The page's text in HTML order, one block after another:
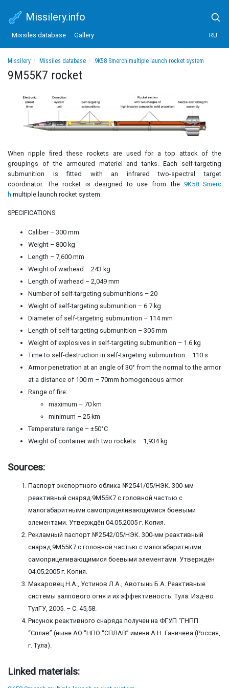
Missilery.info
Missiles database Gallery RU
Missilery Missiles database
9K58 Smerch multiple launch rocket system
9M55K7 rocket
9M55K7 rocket
When ripple ﬁred these rockets are used for a top attack of the
groupings of the armoured materiel and tanks. Each self-targeting
submunition is fitted with an infrared two-spectral target
coordinator. The rocket is designed to use from the 9K58 Smerc
h multiple launch rocket system.
SPECIFICATIONS
Caliber – 300 mm
Weight – 800 kg
Length – 7,600 mm
Weight of warhead – 243 kg
Length of warhead – 2,049 mm
Number of self-targeting submunitions – 20
Weight of self-targeting submunition – 6.7 kg
Diameter of self-targeting submunition – 114 mm
Length of self-targeting submunition – 305 mm
Weight of explosives in self-targeting submunition – 1.6 kg
Time to self-destruction in self-targeting submunition – 110 s
Armor penetration at an angle of 30° from the normal to the armor
at a distance of 100 m – 70mm homogeneous armor
Range of fire:
maximum – 70 km
minimum – 25 km
Temperature range – ±50°C
Weight of container with two rockets – 1,934 kg
Sources:
Паспорт экспортного облика №2541/05/НЭК. 300-мм
реактивный снаряд 9М55К7 с головной частью с
малогабаритными самоприцеливающимися боевыми
элементами. Утверждён 04.05.2005 г. Копия.
Рекламный паспорт №2542/05/НЭК. 300-мм реактивный
снаряд 9М55К7 с головной частью с малогабаритными
самоприцеливающимися боевыми элементами. Утверждён
04.05.2005 г. Копия.
Макаровец Н.А., Устинов Л.А., Авотынь Б.А. Реактивные
системы залпового огня и их эффективность. Тула: Изд-во
ТулГУ, 2005. – С. 45,58.
Рисунок реактивного снаряда получен на ФГУП “ГНПП
“Сплав” (ныне АО “НПО “СПЛАВ” имени А.Н. Ганичева (Россия,
г. Тула).
Linked materials: